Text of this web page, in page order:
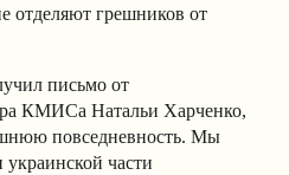
отделяют грешников от
письмо от
КМИСа Натальи Харченко,
повседневность. Мы
украинской части